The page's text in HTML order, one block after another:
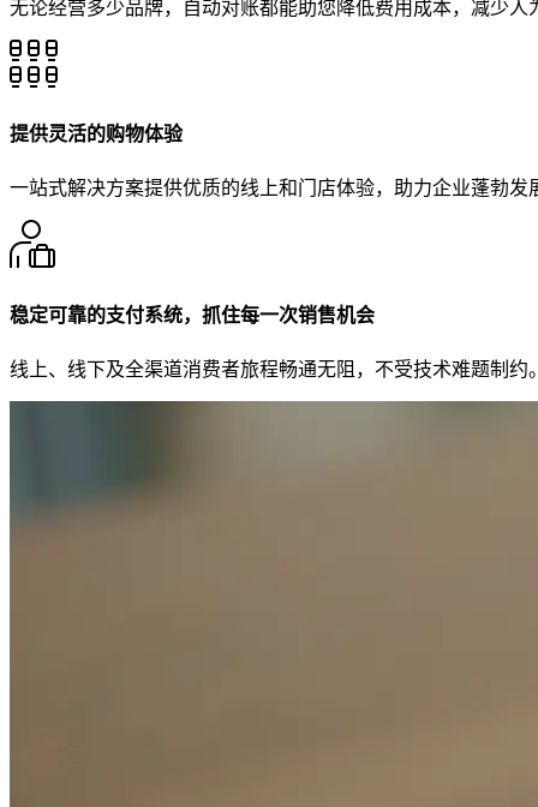
无论经营多少品牌，自动对账都能助您降低费用成本，减少人
提供灵活的购物体验
一站式解决方案提供优质的线上和门店体验，助力企业蓬勃发
稳定可靠的支付系统，抓住每一次销售机会
线上、线下及全渠道消费者旅程畅通无阻，不受技术难题制约